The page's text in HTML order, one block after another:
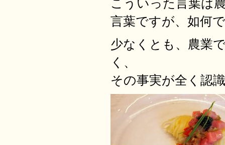
こういった言葉は
言葉ですが、如何
少なくとも、農業
く、
その事実が全く認